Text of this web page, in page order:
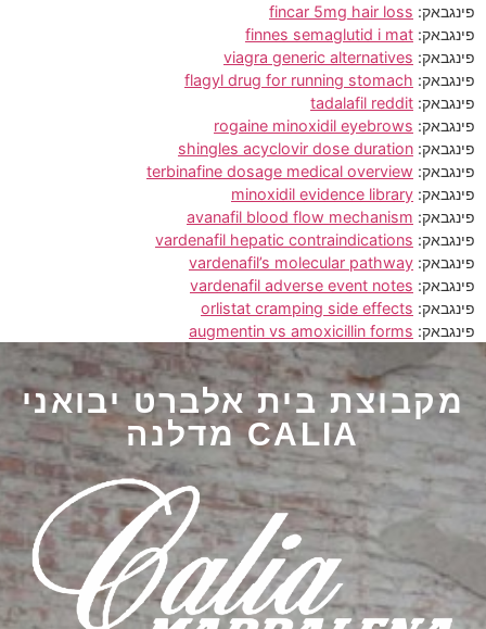
פינגבאק: fincar 5mg hair loss
פינגבאק: finnes semaglutid i mat
פינגבאק: viagra generic alternatives
פינגבאק: flagyl drug for running stomach
פינגבאק: tadalafil reddit
פינגבאק: rogaine minoxidil eyebrows
פינגבאק: shingles acyclovir dose duration
פינגבאק: terbinafine dosage medical overview
פינגבאק: minoxidil evidence library
פינגבאק: avanafil blood flow mechanism
פינגבאק: vardenafil hepatic contraindications
פינגבאק: vardenafil’s molecular pathway
פינגבאק: vardenafil adverse event notes
פינגבאק: orlistat cramping side effects
פינגבאק: augmentin vs amoxicillin forms
מקבוצת בית אלברט יבואני
CALIA מדלנה